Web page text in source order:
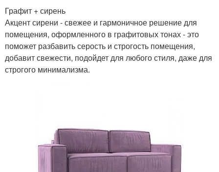
Графит + сирень
Акцент сирени - свежее и гармоничное решение для
помещения, оформленного в графитовых тонах - это
поможет разбавить серость и строгость помещения,
добавит свежести, подойдет для любого стиля, даже для
строгого минимализма.